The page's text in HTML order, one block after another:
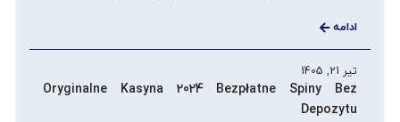
ادامه
تیر 21, 1405
Oryginalne Kasyna 2024 Bezpłatne Spiny Bez
Depozytu